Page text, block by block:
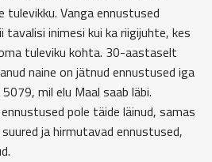
tulevikku. Vanga ennustused
inimesi kui ka riigijuhte, kes
tuleviku kohta. 30-aastaselt
naine on jätnud ennustused iga
mil elu Maal saab läbi.
pole täide läinud, samas
ja hirmutavad ennustused,